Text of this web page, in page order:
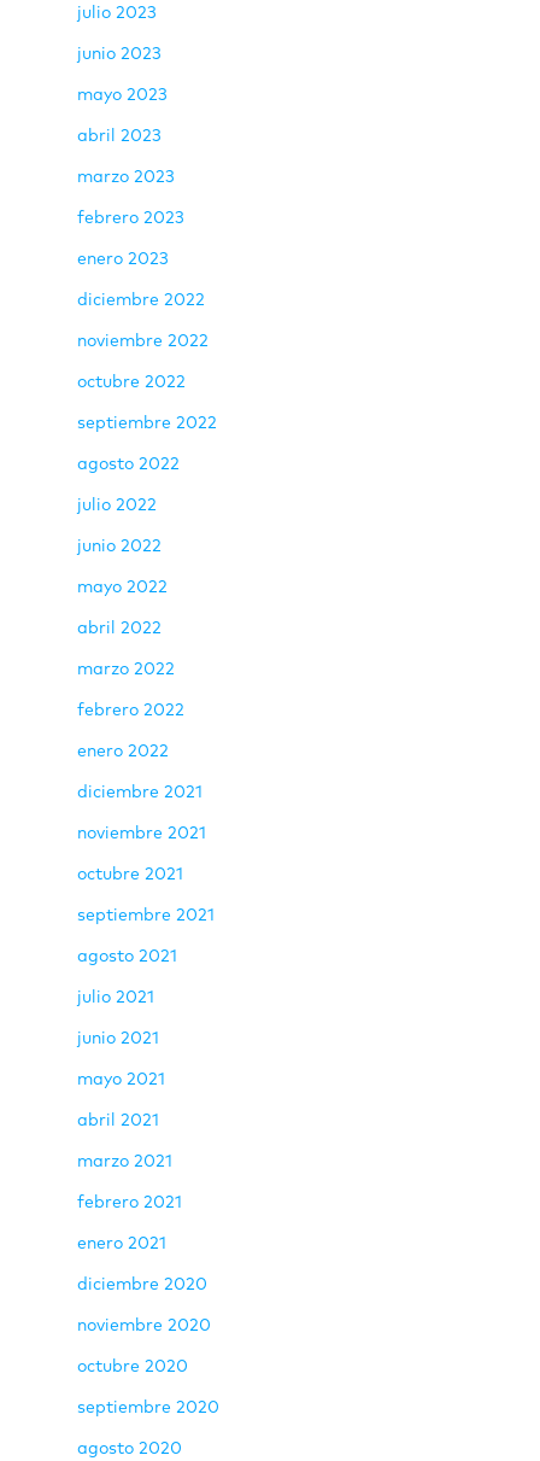
julio 2023
junio 2023
mayo 2023
abril 2023
marzo 2023
febrero 2023
enero 2023
diciembre 2022
noviembre 2022
octubre 2022
septiembre 2022
agosto 2022
julio 2022
junio 2022
mayo 2022
abril 2022
marzo 2022
febrero 2022
enero 2022
diciembre 2021
noviembre 2021
octubre 2021
septiembre 2021
agosto 2021
julio 2021
junio 2021
mayo 2021
abril 2021
marzo 2021
febrero 2021
enero 2021
diciembre 2020
noviembre 2020
octubre 2020
septiembre 2020
agosto 2020